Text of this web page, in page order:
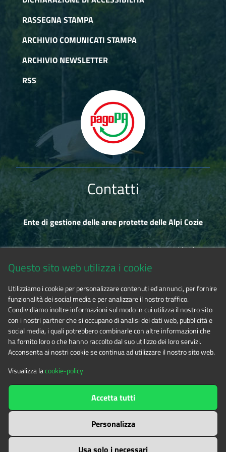
RASSEGNA STAMPA
ARCHIVIO COMUNICATI STAMPA
ARCHIVIO NEWSLETTER
RSS
Contatti
Ente di gestione delle aree protette delle Alpi Cozie
Via Fransuà Fontan, 1 - 10050 Salbertrand (TO)
Tel. 0122.854720
E-mailalpicozie@cert.ruparpiemonte.it
The contents of this websitebyEnte di gestione delle aree
protette delle Alpi Cozieis licensed under
Attribution-NonCommercial-NoDerivatives 4.0 International
Questo sito web utilizza i cookie
Utilizziamo i cookie per personalizzare contenuti ed annunci, per fornire
funzionalità dei social media e per analizzare il nostro traffico.
Condividiamo inoltre informazioni sul modo in cui utilizza il nostro sito
con i nostri partner che si occupano di analisi dei dati web, pubblicità e
social media, i quali potrebbero combinarle con altre informazioni che
ha fornito loro o che hanno raccolto dal suo utilizzo dei loro servizi.
Acconsenta ai nostri cookie se continua ad utilizzare il nostro sito web.
Visualizza lacookie-policy
Personalizza
Accetta tutti